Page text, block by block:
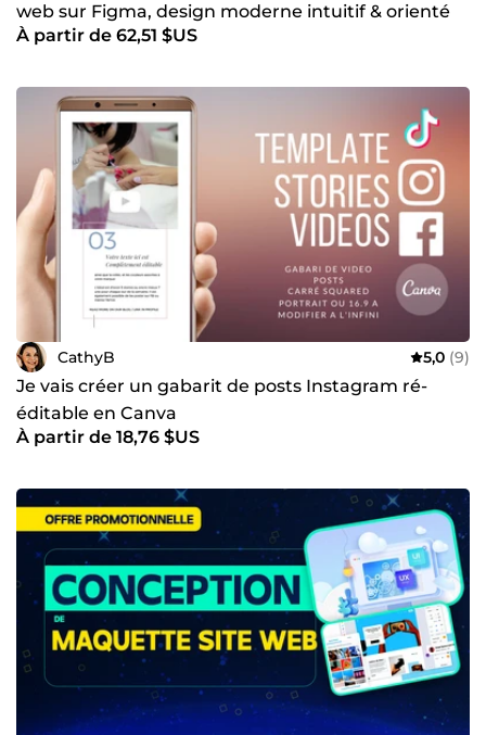
web sur Figma, design moderne intuitif & orienté
conversion
À partir de 62,51 $US
CathyB 5,0 (9)
Je vais créer un gabarit de posts Instagram ré-
éditable en Canva
À partir de 18,76 $US